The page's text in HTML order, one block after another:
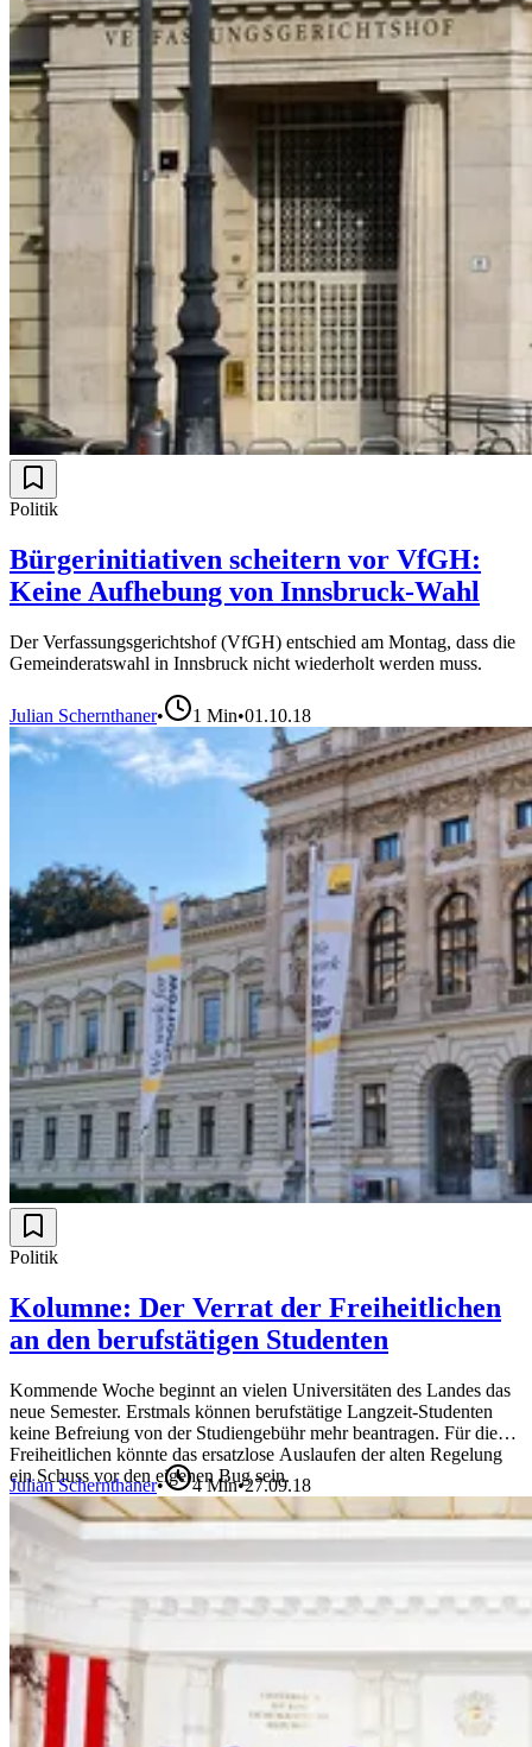
Politik
Bürgerinitiativen scheitern vor VfGH:
Keine Aufhebung von Innsbruck-Wahl
Der Verfassungsgerichtshof (VfGH) entschied am Montag, dass die
Gemeinderatswahl in Innsbruck nicht wiederholt werden muss.
Julian Schernthaner• 1 Min•01.10.18
Politik
Kolumne: Der Verrat der Freiheitlichen
an den berufstätigen Studenten
Kommende Woche beginnt an vielen Universitäten des Landes das
neue Semester. Erstmals können berufstätige Langzeit-Studenten
keine Befreiung von der Studiengebühr mehr beantragen. Für die
Freiheitlichen könnte das ersatzlose Auslaufen der alten Regelung
ein Schuss vor den eigenen Bug sein.
Julian Schernthaner• 4Min•27.09.18